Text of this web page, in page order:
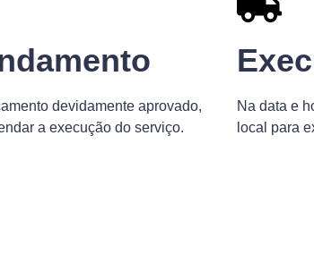
devidamente aprovado,
a execução do serviço.
Na data e
local para